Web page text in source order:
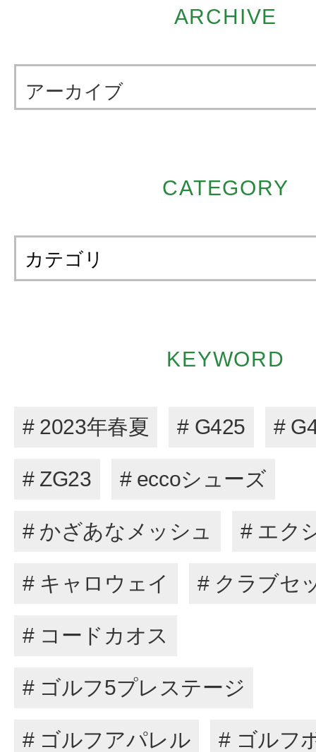
ARCHIVE
アーカイブ
CATEGORY
カテゴリ
KEYWORD
# 2023年春夏 # G425 #
# ZG23 # eccoシューズ
# かざあなメッシュ # エク
# キャロウェイ # クラブセ
# コードカオス
# ゴルフ5プレステージ
# ゴルフアパレル # ゴルフ